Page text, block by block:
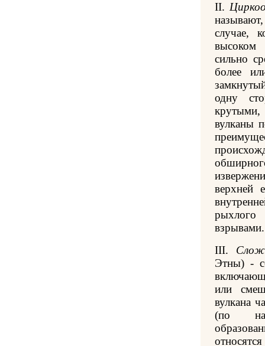
II.
случае,
высоком
сильно
более
одну
крутыми,
вулканы
верхней
взрывами.
III.
Этны) -
или
вулкана
(по